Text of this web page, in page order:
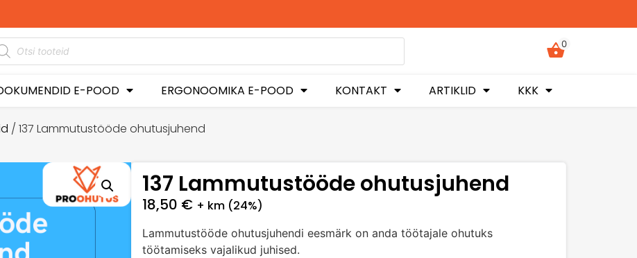
0
E-POOD ERGONOOMIKA E-POOD KONTAKT ARTIKLID KKK
/ 137 Lammutustööde ohutusjuhend
137 Lammutustööde ohutusjuhend
18,50 € + km (24%)
Lammutustööde ohutusjuhendi eesmärk on anda töötajale ohutuks
töötamiseks vajalikud juhised.